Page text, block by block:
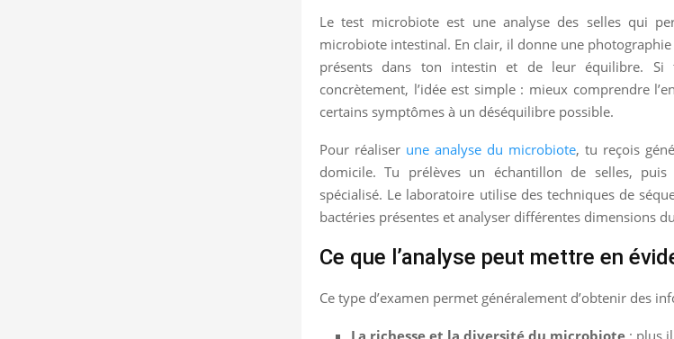
Le test microbiote est une analyse des selles qui
microbiote intestinal. En clair, il donne une
présents dans ton intestin et de leur équilibre.
concrètement, l’idée est simple : mieux comprendre
certains symptômes à un déséquilibre possible.
Pour réaliser une analyse du microbiote, tu reçois
domicile. Tu prélèves un échantillon de selles,
spécialisé. Le laboratoire utilise des techniques de
bactéries présentes et analyser différentes dimensions
Ce que l’analyse peut mettre en
Ce type d’examen permet généralement d’obtenir des
La richesse et la diversité du microbiote : plus